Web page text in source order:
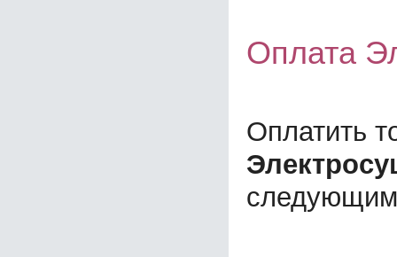
Оплата
Оплатить